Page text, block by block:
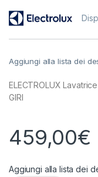
Aggiungi alla lista dei
ELECTROLUX
GIRI
459,00€
Aggiungi alla lista dei